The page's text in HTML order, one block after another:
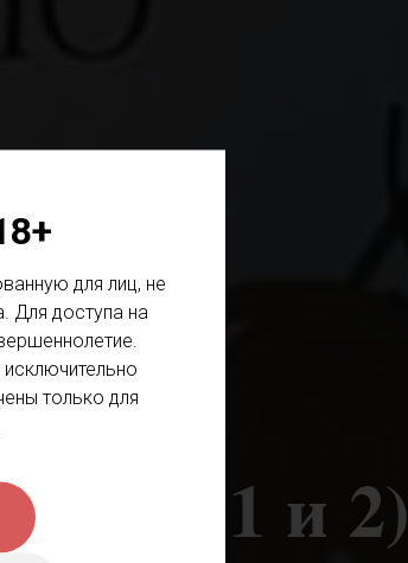
для лиц, не
Для доступа на
только для
1 и 2)